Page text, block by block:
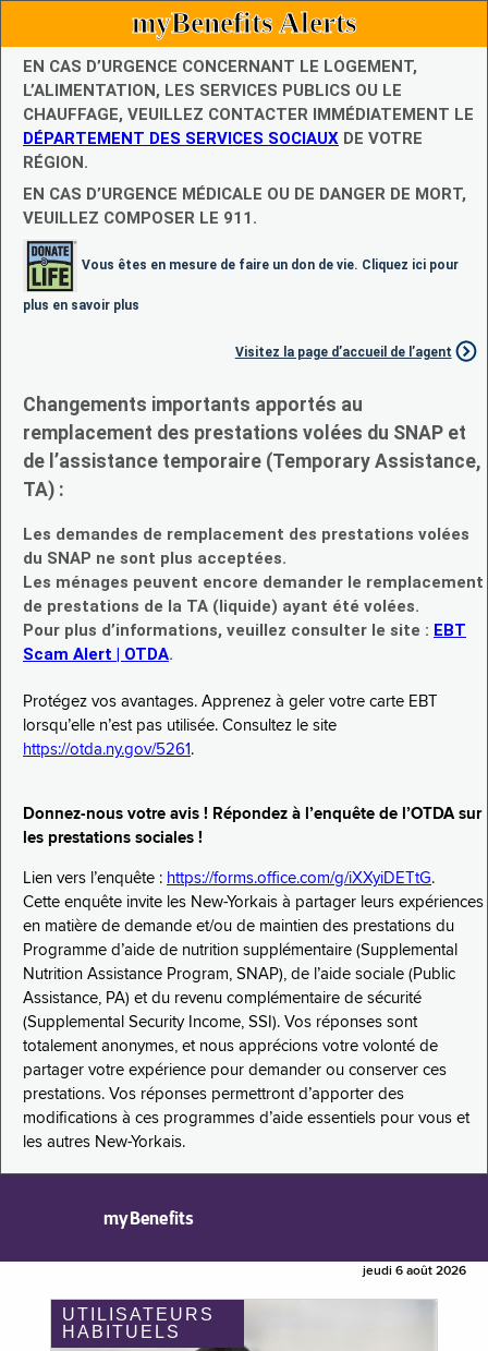
myBenefits Alerts
EN CAS D’URGENCE CONCERNANT LE LOGEMENT,
L’ALIMENTATION, LES SERVICES PUBLICS OU LE
CHAUFFAGE, VEUILLEZ CONTACTER IMMÉDIATEMENT LE
DÉPARTEMENT DES SERVICES SOCIAUX DE VOTRE
RÉGION.
EN CAS D’URGENCE MÉDICALE OU DE DANGER DE MORT,
VEUILLEZ COMPOSER LE 911.
Vous êtes en mesure de faire un don de vie. Cliquez ici pour
plus en savoir plus
Visitez la page d’accueil de l’agent
Changements importants apportés au
remplacement des prestations volées du SNAP et
de l’assistance temporaire (Temporary Assistance,
TA) :
Les demandes de remplacement des prestations volées
du SNAP ne sont plus acceptées.
Les ménages peuvent encore demander le remplacement
de prestations de la TA (liquide) ayant été volées.
Pour plus d’informations, veuillez consulter le site : EBT
Scam Alert | OTDA.
Protégez vos avantages. Apprenez à geler votre carte EBT
lorsqu’elle n’est pas utilisée. Consultez le site
https://otda.ny.gov/5261 .
Donnez-nous votre avis ! Répondez à l’enquête de l’OTDA sur
les prestations sociales !
Lien vers l’enquête : https://forms.office.com/g/iXXyiDETtG.
Cette enquête invite les New-Yorkais à partager leurs expériences
en matière de demande et/ou de maintien des prestations du
Programme d’aide de nutrition supplémentaire (Supplemental
Nutrition Assistance Program, SNAP), de l’aide sociale (Public
Assistance, PA) et du revenu complémentaire de sécurité
(Supplemental Security Income, SSI). Vos réponses sont
totalement anonymes, et nous apprécions votre volonté de
partager votre expérience pour demander ou conserver ces
prestations. Vos réponses permettront d’apporter des
modifications à ces programmes d’aide essentiels pour vous et
les autres New-Yorkais.
myBenefits
jeudi 6 août 2026
UTILISATEURS
HABITUELS